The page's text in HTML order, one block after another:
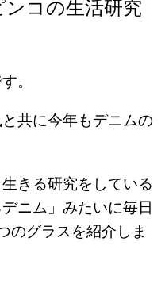
ンコの生活研究
。
共に今年もデニムの
きる研究をしている
ニム」みたいに毎日
のグラスを紹介しま